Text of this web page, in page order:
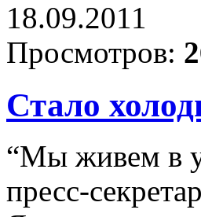
18.09.2011
Просмотров:
Стало
“Мы живем в
пресс-